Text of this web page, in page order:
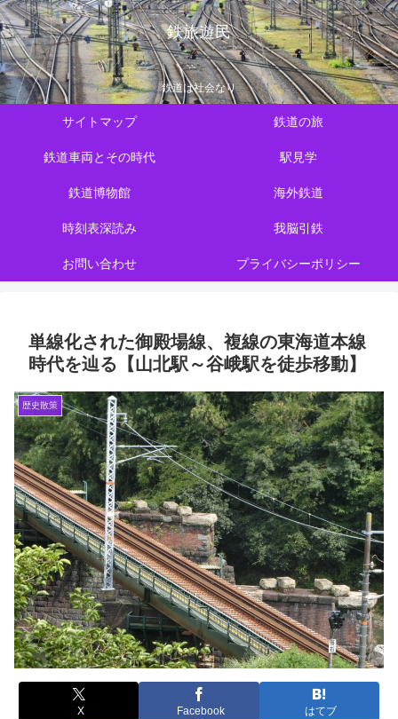
鉄旅遊民
鉄道は社会なり
サイトマップ 鉄道の旅
鉄道車両とその時代 駅見学
鉄道博物館 海外鉄道
時刻表深読み 我脳引鉄
お問い合わせ プライバシーポリシー
単線化された御殿場線、複線の東海道本線
時代を辿る【山北駅～谷峨駅を徒歩移動】
歴史散策
X Facebook はてブ